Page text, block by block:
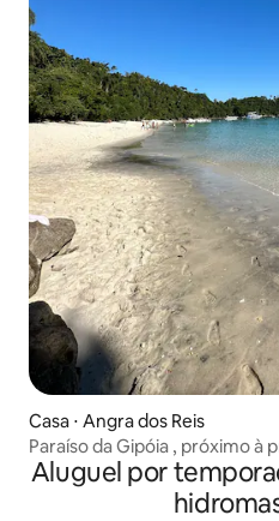
Casa ⋅ Angra dos Reis
Paraíso da Gipóia , próximo à
Aluguel por